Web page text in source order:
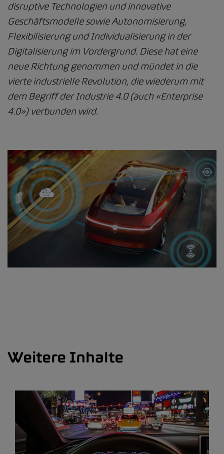
disruptive Technologien und innovative
Geschäftsmodelle sowie Autonomisierung,
Flexibilisierung und Individualisierung in der
Digitalisierung im Vordergrund. Diese hat eine
neue Richtung genommen und mündet in die
vierte industrielle Revolution, die wiederum mit
dem Begriff der Industrie 4.0 (auch «Enterprise
4.0») verbunden wird.
Weitere Inhalte